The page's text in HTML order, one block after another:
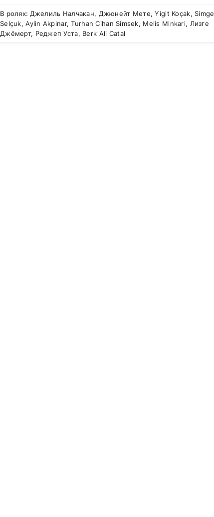
В ролях: Джелиль Налчакан, Джюнейт Мете, Yigit Koçak, Simge
Selçuk, Aylin Akpinar, Turhan Cihan Simsek, Melis Minkari, Лизге
Джёмерт, Реджеп Уста, Berk Ali Catal